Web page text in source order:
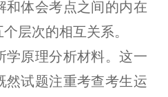
和体会考点之间的内在
层次的相互关系。
学原理分析材料。这一
然试题注重考查考生运